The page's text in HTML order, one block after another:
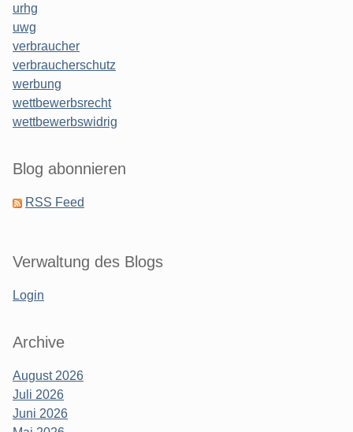
urhg
uwg
verbraucher
verbraucherschutz
werbung
wettbewerbsrecht
wettbewerbswidrig
Blog abonnieren
RSS Feed
Verwaltung des Blogs
Login
Archive
August 2026
Juli 2026
Juni 2026